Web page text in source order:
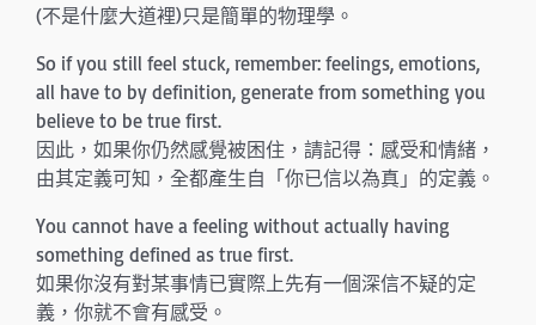
(不是什麼大道裡)只是簡單的物理學。
So if you still feel stuck, remember: feelings, emotions,
all have to by definition, generate from something you
believe to be true first.
因此，如果你仍然感覺被困住，請記得：感受和情緒，
由其定義可知，全都產生自「你已信以為真」的定義。
You cannot have a feeling without actually having
something defined as true first.
如果你沒有對某事情已實際上先有一個深信不疑的定
義，你就不會有感受。